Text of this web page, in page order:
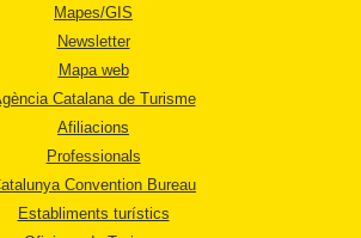
Mapes/GIS
Newsletter
Mapa web
Catalana de Turisme
Afiliacions
Professionals
Convention Bureau
Establiments turístics